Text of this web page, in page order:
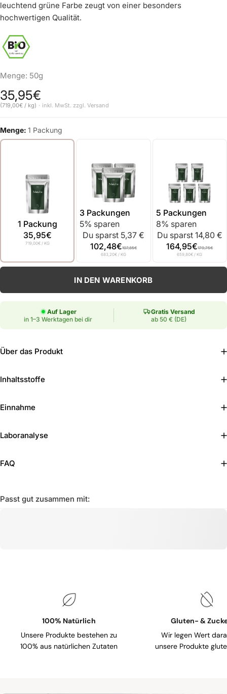
leuchtend grüne Farbe zeugt von einer besonders
hochwertigen Qualität.
Menge: 50g
35,95€
Normaler PreisGrundpreis
(719,00€ / kg) inkl. MwSt. zzgl. Versand
Menge: 1 Packung
1 Packung
35,95€
719,00€/ KG
3 Packungen
5% sparen
Du sparst 5,37 €
102,48€107,85€
683,20€/ KG
5 Packungen
8% sparen
Du sparst 14,80 €
164,95€179,75€
659,80€ / KG
Anzahl
IN DEN WARENKORB
Auf Lager
in 1–3 Werktagen bei dir
Gratis Versand
ab 50 € (DE)
Über das Produkt
Inhaltsstoffe
Einnahme
Laboranalyse
FAQ
Passt gut zusammen mit:
100% Natürlich
Unsere Produkte bestehen zu
100% aus natürlichen Zutaten
Gluten- &
Wir legen Wert
unsere Produkte